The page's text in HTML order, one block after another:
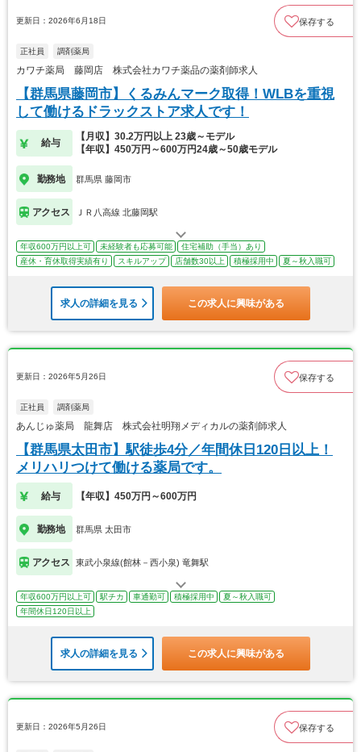
更新日：2026年6月18日 保存する
正社員 調剤薬局
カワチ薬局 藤岡店 株式会社カワチ薬品の薬剤師求人
【群馬県藤岡市】くるみんマーク取得！WLBを重視
して働けるドラックストア求人です！
給与
【月収】30.2万円以上 23歳～モデル
【年収】450万円～600万円24歳～50歳モデル
勤務地 群馬県 藤岡市
アクセス ＪＲ八高線 北藤岡駅
年収600万円以上可 未経験者も応募可能
住宅補助（手当）あり
産休・育休取得実績有り
スキルアップ 店舗数30以上 積極採用中 夏～秋入職可
求人の詳細を見る この求人に興味がある
更新日：2026年5月26日 保存する
正社員 調剤薬局
あんじゅ薬局 龍舞店 株式会社明翔メディカルの薬剤師求人
【群馬県太田市】駅徒歩4分／年間休日120日以上！
メリハリつけて働ける薬局です。
給与 【年収】450万円～600万円
勤務地 群馬県 太田市
アクセス 東武小泉線(館林－西小泉) 竜舞駅
年収600万円以上可 駅チカ 車通勤可 積極採用中
夏～秋入職可
年間休日120日以上
求人の詳細を見る この求人に興味がある
更新日：2026年5月26日 保存する